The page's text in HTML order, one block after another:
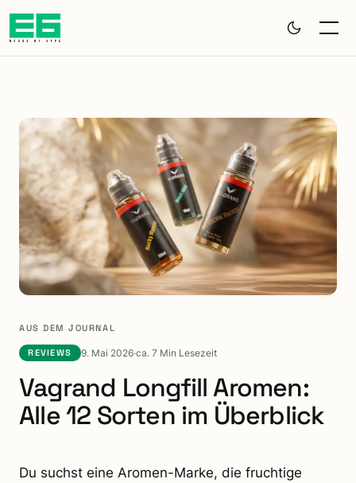
Zum Hauptinhalt springen
AUS DEM JOURNAL
REVIEWS 9. Mai 2026·ca. 7 Min Lesezeit
Vagrand Longfill Aromen:
Alle 12 Sorten im Überblick
Du suchst eine Aromen-Marke, die fruchtige